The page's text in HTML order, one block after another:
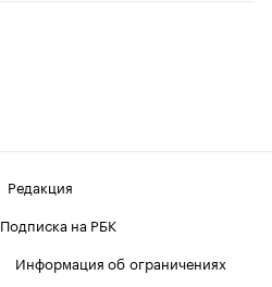
Редакция
Подписка на РБК
Информация об ограничениях